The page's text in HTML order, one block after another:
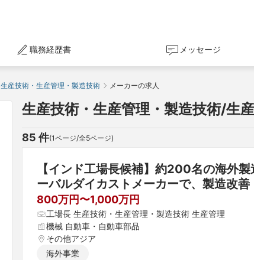
職務経歴書 メッセージ
生産技術・生産管理・製造技術 メーカーの求人
生産技術・生産管理・製造技術/生
85 件(1ページ/全5ページ)
【インド工場長候補】約200名の海外
ーバルダイカストメーカーで、製造改
800万円〜1,000万円
工場長 生産技術・生産管理・製造技術 生産管理
機械 自動車・自動車部品
その他アジア
海外事業